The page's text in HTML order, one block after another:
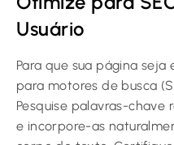
Usuário
Para que sua página
para motores de busca
Pesquise palavras-chave
e incorpore-as